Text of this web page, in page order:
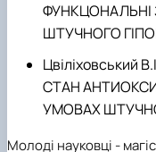
ФУНКЦОНАЛЬНІ
ШТУЧНОГО
Цвіліховський
СТАН
УМОВАХ
Молоді науковці -